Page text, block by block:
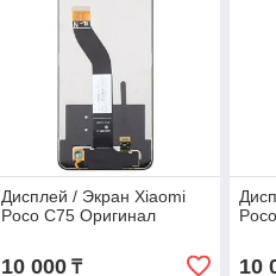
Дисплей / Экран Xiaomi
Poco C75 Оригинал
10 000₸ 10